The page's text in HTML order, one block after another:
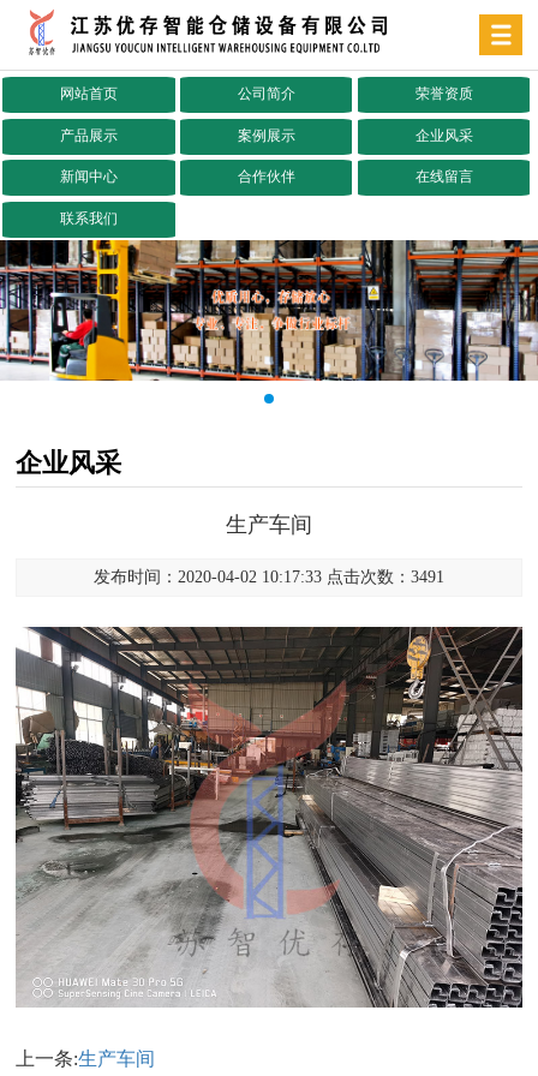
网站首页 公司简介 荣誉资质
产品展示 案例展示 企业风采
新闻中心 合作伙伴 在线留言
联系我们
企业风采
生产车间
发布时间：2020-04-02 10:17:33 点击次数：3491
上一条:生产车间